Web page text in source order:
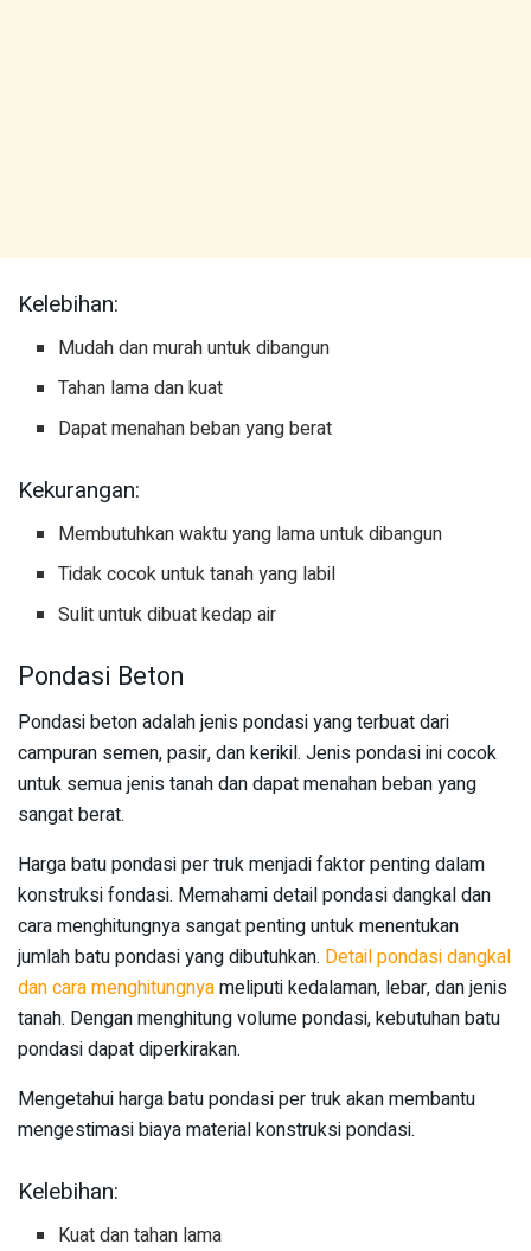
Kelebihan:
Mudah dan murah untuk dibangun
Tahan lama dan kuat
Dapat menahan beban yang berat
Kekurangan:
Membutuhkan waktu yang lama untuk dibangun
Tidak cocok untuk tanah yang labil
Sulit untuk dibuat kedap air
Pondasi Beton
Pondasi beton adalah jenis pondasi yang terbuat dari
campuran semen, pasir, dan kerikil. Jenis pondasi ini cocok
untuk semua jenis tanah dan dapat menahan beban yang
sangat berat.
Harga batu pondasi per truk menjadi faktor penting dalam
konstruksi fondasi. Memahami detail pondasi dangkal dan
cara menghitungnya sangat penting untuk menentukan
jumlah batu pondasi yang dibutuhkan. Detail pondasi dangkal
dan cara menghitungnyameliputi kedalaman, lebar, dan jenis
tanah. Dengan menghitung volume pondasi, kebutuhan batu
pondasi dapat diperkirakan.
Mengetahui harga batu pondasi per truk akan membantu
mengestimasi biaya material konstruksi pondasi.
Kelebihan:
Kuat dan tahan lama